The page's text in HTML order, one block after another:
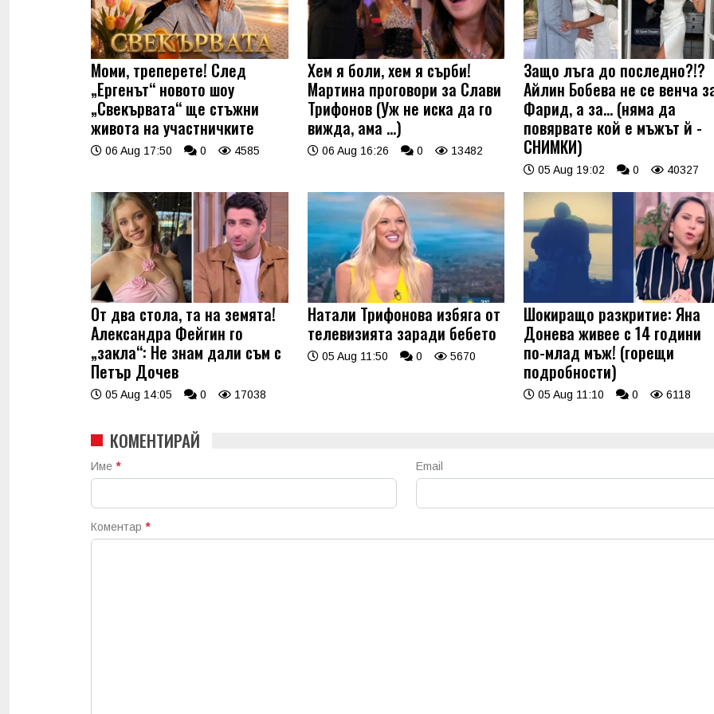
Моми, треперете! След
„Ергенът“ новото шоу
„Свекървата“ ще стъжни
живота на участничките
06 Aug 17:50 0 4585
Хем я боли, хем я сърби!
Мартина проговори за Слави
Трифонов (Уж не иска да го
вижда, ама …)
06 Aug 16:26 0 13482
Защо лъга до последно?!?
Айлин Бобева не се венча
Фарид, а за... (няма да
повярвате кой е мъжът й -
СНИМКИ)
05 Aug 19:02 0 40327
От два стола, та на земята!
Александра Фейгин го
„закла“: Не знам дали съм с
Петър Дочев
05 Aug 14:05 0 17038
Натали Трифонова избяга от
телевизията заради бебето
05 Aug 11:50 0 5670
Шокиращо разкритие: Яна
Донева живее с 14 години
по-млад мъж! (горещи
подробности)
05 Aug 11:10 0 6118
КОМЕНТИРАЙ
Име * Email
Коментар *